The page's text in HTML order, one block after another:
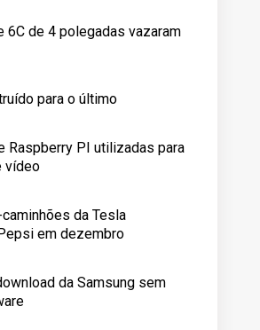
de 4 polegadas vazaram
para o último
Raspberry PI utilizadas para
vídeo
da Tesla
em dezembro
da Samsung sem